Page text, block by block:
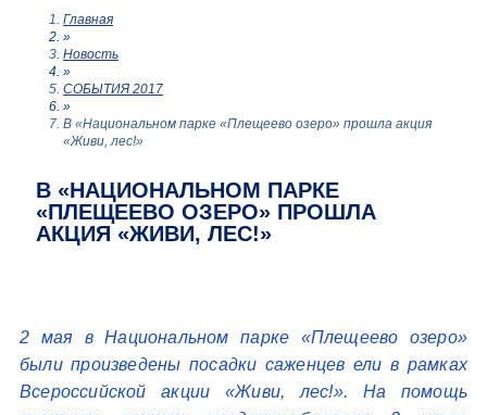
Главная
»
Новость
»
СОБЫТИЯ 2017
»
В «Национальном парке «Плещеево озеро» прошла акция
«Живи, лес!»
В «НАЦИОНАЛЬНОМ ПАРКЕ
«ПЛЕЩЕЕВО ОЗЕРО» ПРОШЛА
АКЦИЯ «ЖИВИ, ЛЕС!»
2 мая в Национальном парке «Плещеево озеро»
были произведены посадки саженцев ели в рамках
Всероссийской акции «Живи, лес!». На помощь